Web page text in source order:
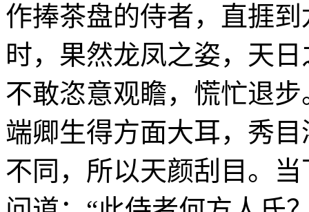
作捧茶盘的侍者，直捱
时，果然龙凤之姿，天
不敢恣意观瞻，慌忙退
端卿生得方面大耳，秀
不同，所以天颜刮目。